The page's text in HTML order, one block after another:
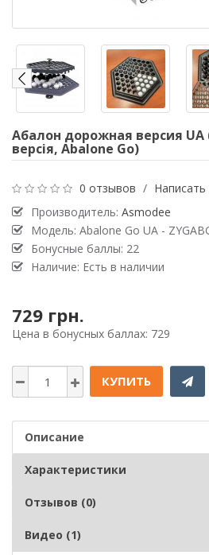
Абалон дорожная версия
версія, Abalone Go)
0 отзывов /
Производитель: Asmodee
Модель: Abalone Go UA -
Бонусные баллы: 22
Наличие: Есть в наличии
729 грн.
Цена в бонусных баллах: 729
КУПИТЬ
Описание
Характеристики
Отзывов (0)
Видео (1)